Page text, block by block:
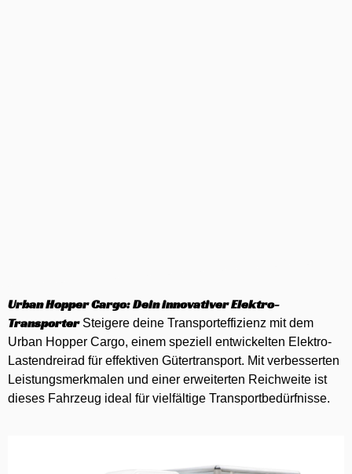
Urban Hopper Cargo: Dein innovativer Elektro-
TransporterSteigere deine Transporteffizienz mit dem
Urban Hopper Cargo, einem speziell entwickelten Elektro-
Lastendreirad für effektiven Gütertransport. Mit verbesserten
Leistungsmerkmalen und einer erweiterten Reichweite ist
dieses Fahrzeug ideal für vielfältige Transportbedürfnisse.